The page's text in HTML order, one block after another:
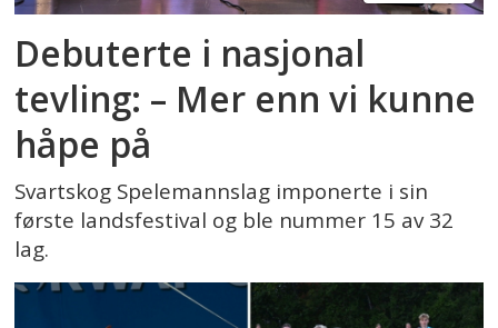
Debuterte i nasjonal
tevling: – Mer enn vi kunne
håpe på
Svartskog Spelemannslag imponerte i sin
første landsfestival og ble nummer 15 av 32
lag.